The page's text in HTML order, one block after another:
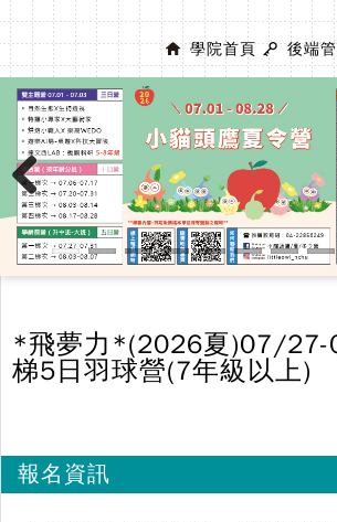
學院首頁 後端
Previous
*飛夢力*(2026夏)07/27-
梯5日羽球營(7年級以上)
報名資訊